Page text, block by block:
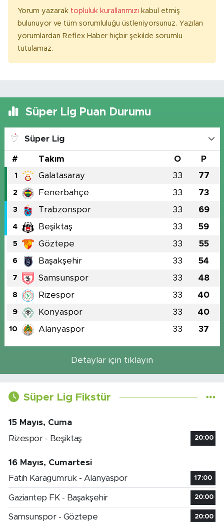
Yorum yazarak topluluk kurallarımızı kabul etmiş
bulunuyor ve tüm sorumluluğu üstleniyorsunuz. Yazılan
yorumlardan Reflex Haber hiçbir şekilde sorumlu
tutulamaz.
Süper Lig Puan Durumu
Süper Lig
# Takım O P
1 Galatasaray 33 77
2 Fenerbahçe 33 73
3 Trabzonspor 33 69
4 Beşiktaş 33 59
5 Göztepe 33 55
6 Başakşehir 33 54
7 Samsunspor 33 48
8 Rizespor 33 40
9 Konyaspor 33 40
10 Alanyaspor 33 37
Detaylar için tıklayın
Süper Lig Fikstür
15 Mayıs, Cuma
Rizespor - Beşiktaş
20:00
16 Mayıs, Cumartesi
Fatih Karagümrük - Alanyaspor
17:00
Gaziantep FK - Başakşehir 20:00
Samsunspor - Göztepe 20:00